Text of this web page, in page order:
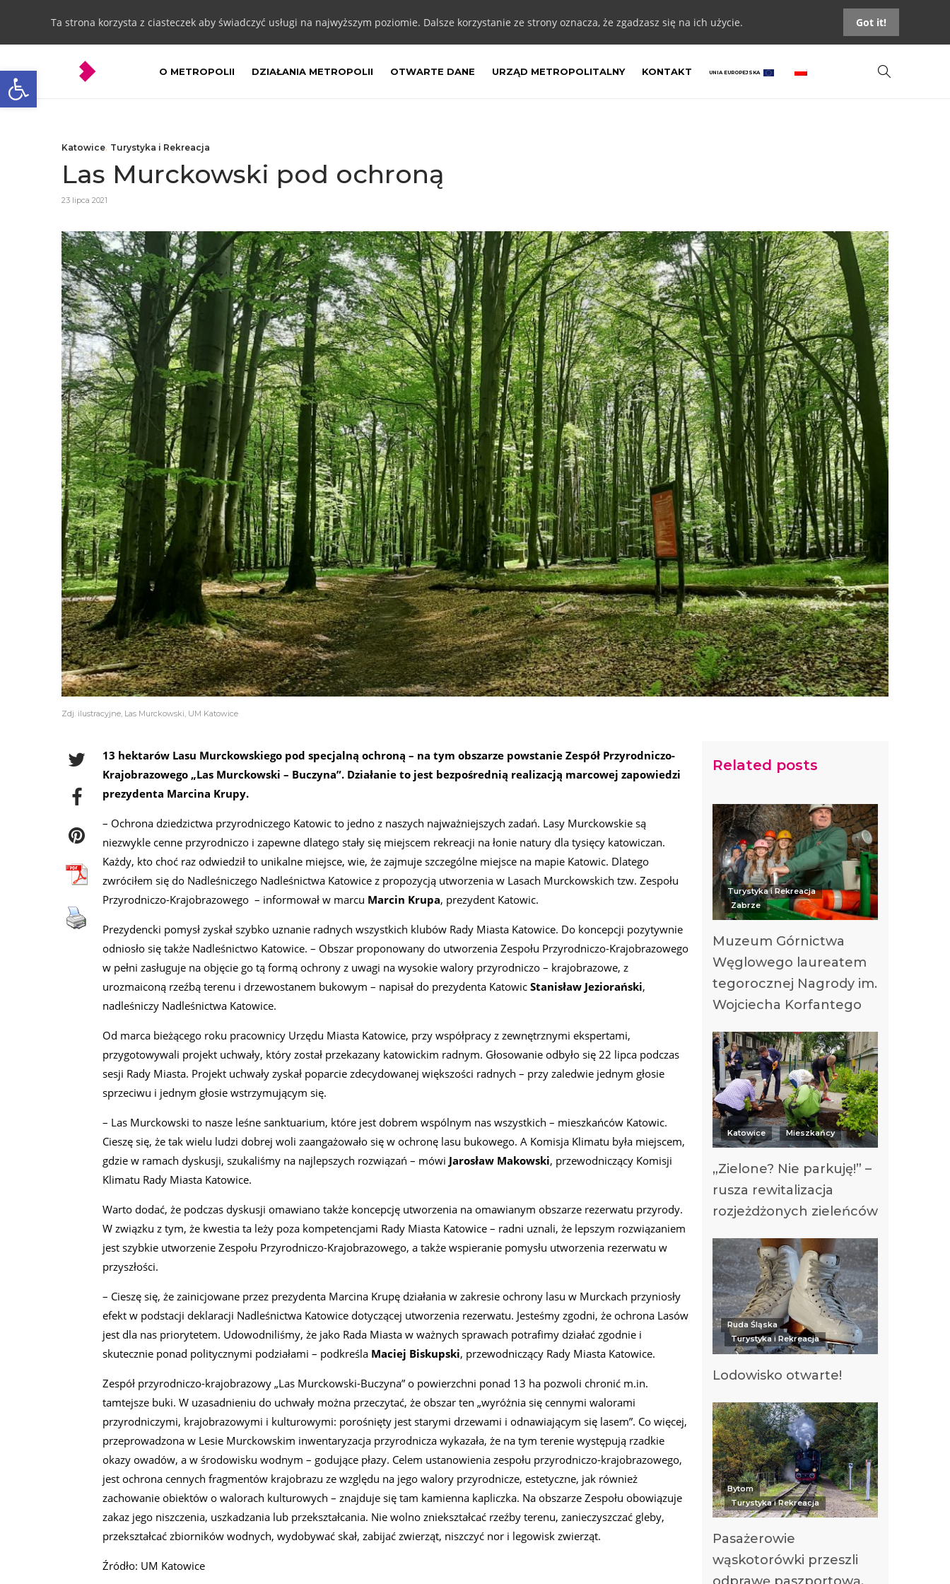
Otwórz pasek narzędzi
Ta strona korzysta z ciasteczek aby świadczyć usługi na najwyższym poziomie. Dalsze korzystanie ze strony oznacza, że zgadzasz się na ich użycie. Got it!
O METROPOLII DZIAŁANIA METROPOLII OTWARTE DANE URZĄD METROPOLITALNY KONTAKT UNIA EUROPEJSKA
Katowice, Turystyka i Rekreacja
Las Murckowski pod ochroną
23 lipca 2021
Zdj. ilustracyjne, Las Murckowski, UM Katowice
13 hektarów Lasu Murckowskiego pod specjalną ochroną – na tym obszarze powstanie Zespół Przyrodniczo-
Krajobrazowego „Las Murckowski – Buczyna”. Działanie to jest bezpośrednią realizacją marcowej zapowiedzi
prezydenta Marcina Krupy.
– Ochrona dziedzictwa przyrodniczego Katowic to jedno z naszych najważniejszych zadań. Lasy Murckowskie są
niezwykle cenne przyrodniczo i zapewne dlatego stały się miejscem rekreacji na łonie natury dla tysięcy katowiczan.
Każdy, kto choć raz odwiedził to unikalne miejsce, wie, że zajmuje szczególne miejsce na mapie Katowic. Dlatego
zwróciłem się do Nadleśniczego Nadleśnictwa Katowice z propozycją utworzenia w Lasach Murckowskich tzw. Zespołu
Przyrodniczo-Krajobrazowego – informował w marcu Marcin Krupa, prezydent Katowic.
Prezydencki pomysł zyskał szybko uznanie radnych wszystkich klubów Rady Miasta Katowice. Do koncepcji pozytywnie
odniosło się także Nadleśnictwo Katowice. – Obszar proponowany do utworzenia Zespołu Przyrodniczo-Krajobrazowego
w pełni zasługuje na objęcie go tą formą ochrony z uwagi na wysokie walory przyrodniczo – krajobrazowe, z
urozmaiconą rzeźbą terenu i drzewostanem bukowym – napisał do prezydenta Katowic Stanisław Jeziorański,
nadleśniczy Nadleśnictwa Katowice.
Od marca bieżącego roku pracownicy Urzędu Miasta Katowice, przy współpracy z zewnętrznymi ekspertami,
przygotowywali projekt uchwały, który został przekazany katowickim radnym. Głosowanie odbyło się 22 lipca podczas
sesji Rady Miasta. Projekt uchwały zyskał poparcie zdecydowanej większości radnych – przy zaledwie jednym głosie
sprzeciwu i jednym głosie wstrzymującym się.
– Las Murckowski to nasze leśne sanktuarium, które jest dobrem wspólnym nas wszystkich – mieszkańców Katowic.
Cieszę się, że tak wielu ludzi dobrej woli zaangażowało się w ochronę lasu bukowego. A Komisja Klimatu była miejscem,
gdzie w ramach dyskusji, szukaliśmy na najlepszych rozwiązań – mówi Jarosław Makowski, przewodniczący Komisji
Klimatu Rady Miasta Katowice.
Warto dodać, że podczas dyskusji omawiano także koncepcję utworzenia na omawianym obszarze rezerwatu przyrody.
W związku z tym, że kwestia ta leży poza kompetencjami Rady Miasta Katowice – radni uznali, że lepszym rozwiązaniem
jest szybkie utworzenie Zespołu Przyrodniczo-Krajobrazowego, a także wspieranie pomysłu utworzenia rezerwatu w
przyszłości.
– Cieszę się, że zainicjowane przez prezydenta Marcina Krupę działania w zakresie ochrony lasu w Murckach przyniosły
efekt w podstacji deklaracji Nadleśnictwa Katowice dotyczącej utworzenia rezerwatu. Jesteśmy zgodni, że ochrona Lasów
jest dla nas priorytetem. Udowodniliśmy, że jako Rada Miasta w ważnych sprawach potrafimy działać zgodnie i
skutecznie ponad politycznymi podziałami – podkreśla Maciej Biskupski, przewodniczący Rady Miasta Katowice.
Zespół przyrodniczo-krajobrazowy „Las Murckowski-Buczyna” o powierzchni ponad 13 ha pozwoli chronić m.in.
tamtejsze buki. W uzasadnieniu do uchwały można przeczytać, że obszar ten „wyróżnia się cennymi walorami
przyrodniczymi, krajobrazowymi i kulturowymi: porośnięty jest starymi drzewami i odnawiającym się lasem”. Co więcej,
przeprowadzona w Lesie Murckowskim inwentaryzacja przyrodnicza wykazała, że na tym terenie występują rzadkie
okazy owadów, a w środowisku wodnym – godujące płazy. Celem ustanowienia zespołu przyrodniczo-krajobrazowego,
jest ochrona cennych fragmentów krajobrazu ze względu na jego walory przyrodnicze, estetyczne, jak również
zachowanie obiektów o walorach kulturowych – znajduje się tam kamienna kapliczka. Na obszarze Zespołu obowiązuje
zakaz jego niszczenia, uszkadzania lub przekształcania. Nie wolno zniekształcać rzeźby terenu, zanieczyszczać gleby,
przekształcać zbiorników wodnych, wydobywać skał, zabijać zwierząt, niszczyć nor i legowisk zwierząt.
Źródło: UM Katowice
Related posts
Turystyka i Rekreacja
Zabrze
Muzeum Górnictwa
Węglowego laureatem
tegorocznej Nagrody im.
Wojciecha Korfantego
Katowice Mieszkańcy
„Zielone? Nie parkuję!” –
rusza rewitalizacja
rozjeżdżonych zieleńców
Ruda Śląska
Turystyka i Rekreacja
Lodowisko otwarte!
Bytom
Turystyka i Rekreacja
Pasażerowie
wąskotorówki przeszli